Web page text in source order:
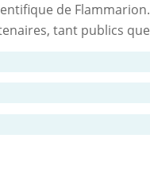
de Flammarion.
tant publics